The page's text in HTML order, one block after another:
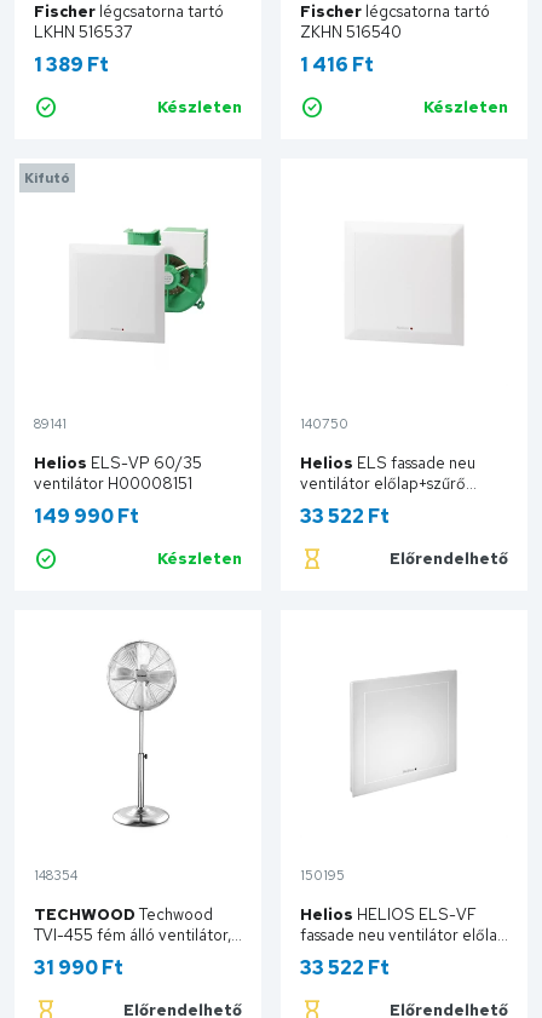
Fischer légcsatorna tartó
LKHN 516537
1 389 Ft
Készleten
Kosárba
Fischer légcsatorna tartó
ZKHN 516540
1 416 Ft
Készleten
Kosárba
Kifutó
89141
Helios ELS-VP 60/35
ventilátor H00008151
149 990 Ft
Készleten
Kosárba
140750
Helios
ventilátor előlap+szűrő
H00075366
33 522 Ft
Előrendelhető
Kosárba
148354
TECHWOODTechwood
TVI-455 fém álló ventilátor,
40 cm-es lapátátmérő, 50
W, 3 sebesség, oszcillálás,
hálózati tápellátás
31 990 Ft
Előrendelhető
150195
Helios HELIOS ELS-VF
fassade neu ventilátor előlap
komplett H00075368.00
33 522 Ft
Előrendelhető